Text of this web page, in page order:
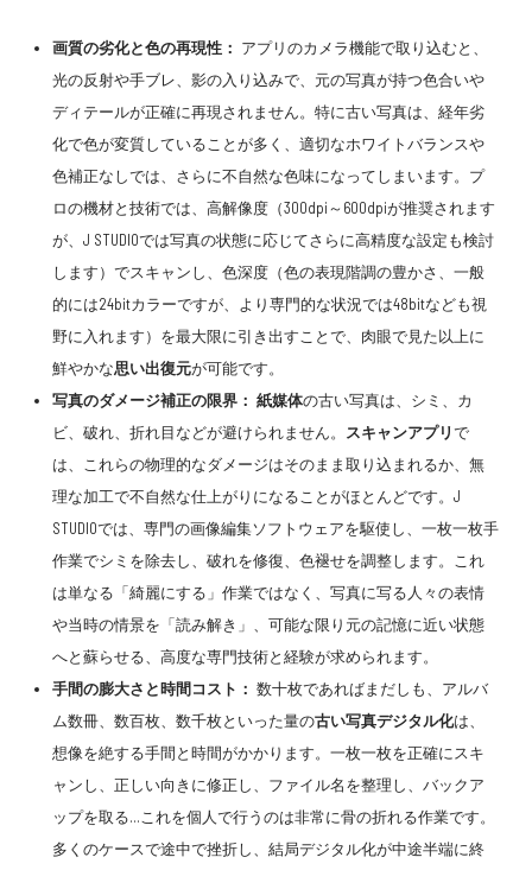
画質の劣化と色の再現性： アプリのカメラ機能で取り込むと、
光の反射や手ブレ、影の入り込みで、元の写真が持つ色合いや
ディテールが正確に再現されません。特に古い写真は、経年劣
化で色が変質していることが多く、適切なホワイトバランスや
色補正なしでは、さらに不自然な色味になってしまいます。プ
ロの機材と技術では、高解像度（300dpi～600dpiが推奨されます
が、J STUDIOでは写真の状態に応じてさらに高精度な設定も検討
します）でスキャンし、色深度（色の表現階調の豊かさ、一般
的には24bitカラーですが、より専門的な状況では48bitなども視
野に入れます）を最大限に引き出すことで、肉眼で見た以上に
鮮やかな思い出復元が可能です。
写真のダメージ補正の限界： 紙媒体の古い写真は、シミ、カ
ビ、破れ、折れ目などが避けられません。
スキャンアプリで
は、これらの物理的なダメージはそのまま取り込まれるか、無
理な加工で不自然な仕上がりになることがほとんどです。J
STUDIOでは、専門の画像編集ソフトウェアを駆使し、一枚一枚手
作業でシミを除去し、破れを修復、色褪せを調整します。これ
は単なる「綺麗にする」作業ではなく、写真に写る人々の表情
や当時の情景を「読み解き」、可能な限り元の記憶に近い状態
へと蘇らせる、高度な専門技術と経験が求められます。
手間の膨大さと時間コスト： 数十枚であればまだしも、アルバ
ム数冊、数百枚、数千枚といった量の古い写真デジタル化は、
想像を絶する手間と時間がかかります。一枚一枚を正確にスキ
ャンし、正しい向きに修正し、ファイル名を整理し、バックア
ップを取る…これを個人で行うのは非常に骨の折れる作業です。
多くのケースで途中で挫折し、結局デジタル化が中途半端に終